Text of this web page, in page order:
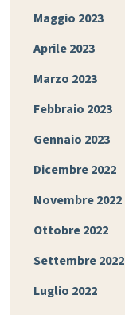
Maggio 2023
Aprile 2023
Marzo 2023
Febbraio 2023
Gennaio 2023
Dicembre 2022
Novembre 2022
Ottobre 2022
Settembre 2022
Luglio 2022